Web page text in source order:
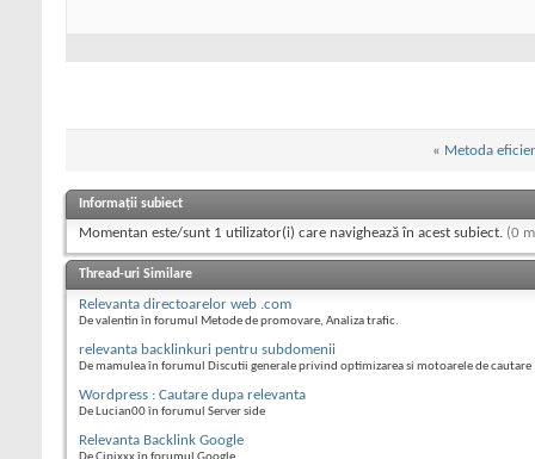
« Metoda
Informații subiect
Momentan este/sunt 1 utilizator(i) care navighează în acest subiect. (0
Thread-uri Similare
Relevanta directoarelor web .com
De valentin în forumul Metode de promovare, Analiza trafic.
relevanta backlinkuri pentru subdomenii
De mamulea în forumul Discutii generale privind optimizarea si motoarele de cautare
Wordpress : Cautare dupa relevanta
De Lucian00 în forumul Server side
Relevanta Backlink Google